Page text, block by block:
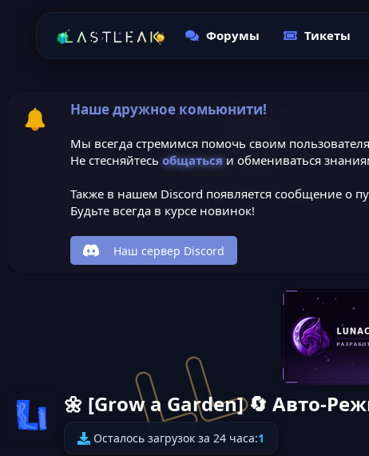
Форумы Тикеты
Наше дружное комьюнити!
Мы всегда стремимся помочь своим
Не стесняйтесь общатьсяи обмениваться
Также в нашем Discord появляется сообщение о
Будьте всегда в курсе новинок!
Наш сервер Discord
Иконка ресурса
🌼 [Grow a Garden] 🔄 Авто-
Осталось загрузок за 24 часа:1